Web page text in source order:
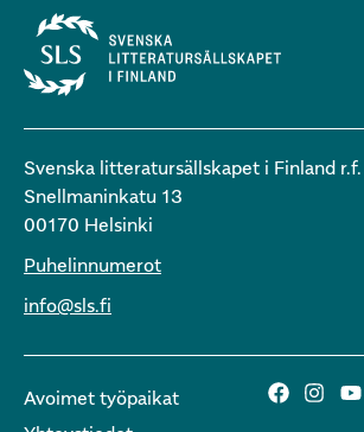
Svenska litteratursällskapet i Finland r.f.
Snellmaninkatu 13
00170 Helsinki
Puhelinnumerot
info@sls.fi
Avoimet työpaikat